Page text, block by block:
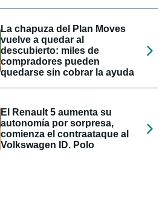
La chapuza del Plan Moves
vuelve a quedar al
descubierto: miles de
compradores pueden
quedarse sin cobrar la ayuda
El Renault 5 aumenta su
autonomía por sorpresa,
comienza el contraataque al
Volkswagen ID. Polo